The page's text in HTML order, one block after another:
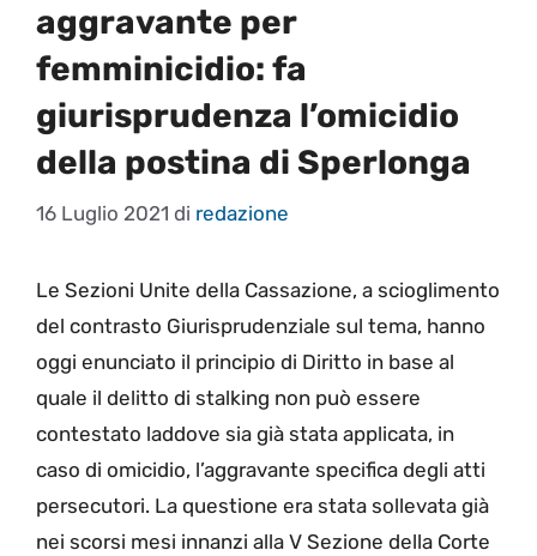
aggravante per
femminicidio: fa
giurisprudenza l’omicidio
della postina di Sperlonga
16 Luglio 2021 di redazione
Le Sezioni Unite della Cassazione, a scioglimento
del contrasto Giurisprudenziale sul tema, hanno
oggi enunciato il principio di Diritto in base al
quale il delitto di stalking non può essere
contestato laddove sia già stata applicata, in
caso di omicidio, l’aggravante specifica degli atti
persecutori. La questione era stata sollevata già
nei scorsi mesi innanzi alla V Sezione della Corte